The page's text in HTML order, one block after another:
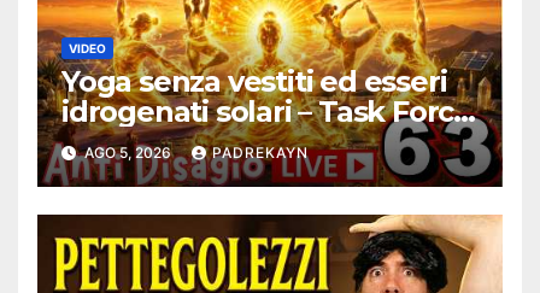
VIDEO
Yoga senza vestiti ed esseri
idrogenati solari – Task Force
Antidisagio 63
AGO 5, 2026 PADREKAYN